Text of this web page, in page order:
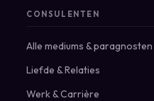
CONSULENTEN
Alle mediums & paragnosten
Liefde & Relaties
Werk & Carrière